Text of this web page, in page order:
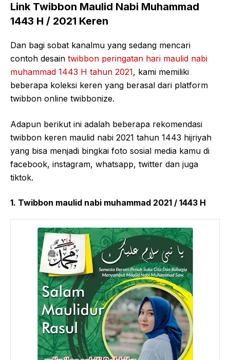
Link Twibbon Maulid Nabi Muhammad
1443 H / 2021 Keren
Dan bagi sobat kanalmu yang sedang mencari
contoh desain twibbon peringatan hari maulid nabi
muhammad 1443 H tahun 2021, kami memiliki
beberapa koleksi keren yang berasal dari platform
twibbon online twibbonize.
Adapun berikut ini adalah beberapa rekomendasi
twibbon keren maulid nabi 2021 tahun 1443 hijriyah
yang bisa menjadi bingkai foto sosial media kamu di
facebook, instagram, whatsapp, twitter dan juga
tiktok.
1. Twibbon maulid nabi muhammad 2021 / 1443 H